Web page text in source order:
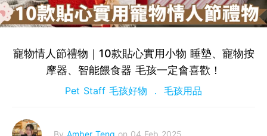
寵物情人節禮物｜10款貼心實用小物 睡墊、寵物按
摩器、智能餵食器 毛孩一定會喜歡！
Pet Staff 毛孩好物 毛孩用品